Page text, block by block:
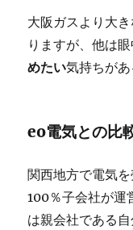
大阪ガスより大
りますが、他は
めたい気持ちがあ
eo電気との比
関西地方で電気
100％子会社が運
は親会社である